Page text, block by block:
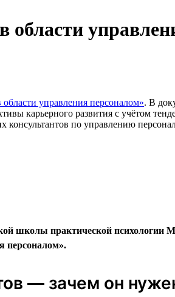
области управления персоналом». В
карьерного развития с учётом
по управлению
школы практической психологии
персоналом».
— зачем он